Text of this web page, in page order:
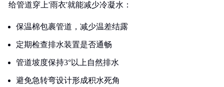
给管道穿上'雨衣'就能减少冷凝水：
保温棉包裹管道，减少温差结露
定期检查排水装置是否通畅
管道坡度保持3°以上自然排水
避免急转弯设计形成积水死角